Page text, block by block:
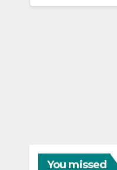
You missed